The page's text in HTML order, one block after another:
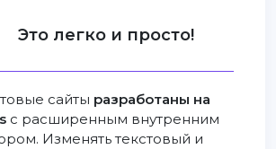
Это легко и просто!
сайты разработаны на
с расширенным внутренним
Изменять текстовый и